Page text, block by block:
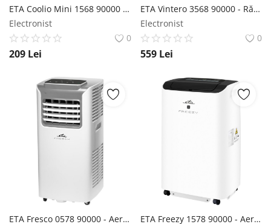
ETA Coolio Mini 1568 90000 - Răcitor de aer ETA
Electronist
0
209 Lei
ETA Vintero 3568 90000 - Răcitor de aer ETA
Electronist
0
559 Lei
ETA Fresco 0578 90000 - Aer condiționat mobil ETA ETA Freezy 1578 90000 - Aer condiționat mobil ETA